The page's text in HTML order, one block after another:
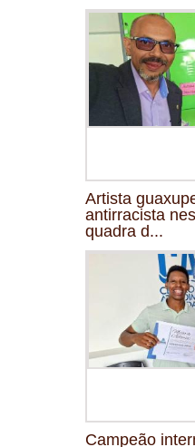
Artista
antirracista
quadra d...
Campeão